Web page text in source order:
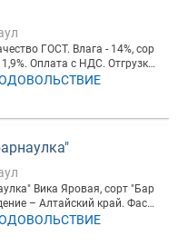
ГОСТ. Влага - 14%, сор
Отгрузка
в любую точку России, а
и дальнего зарубежья.
сорт "Бар
– Алтайский край. Фасов
авто и ж/д транспортом в л
так же в страны ближнего и